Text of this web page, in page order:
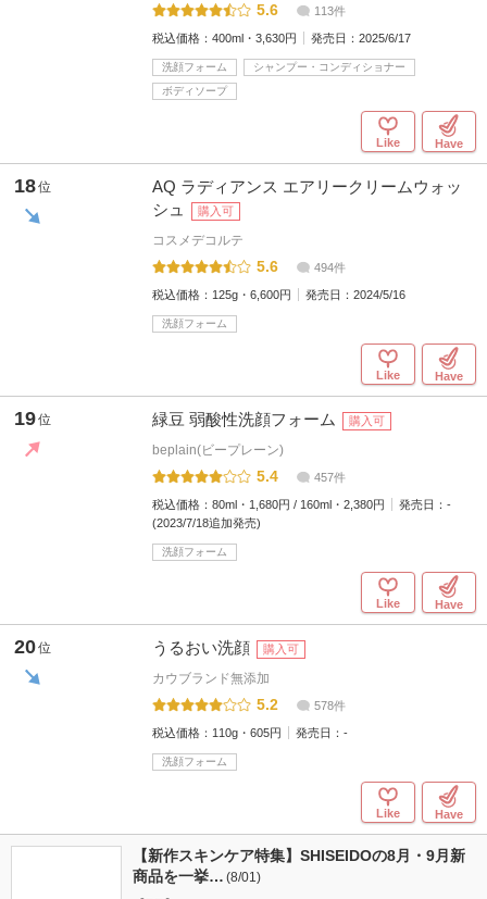
5.6 113件
税込価格： 400ml・3,630円 発売日： 2025/6/17
洗顔フォーム
シャンプー・コンディショナー
ボディソープ
Like Have
18位
AQ ラディアンス エアリークリームウォッ
シュ
購入可
コスメデコルテ
5.6 494件
税込価格： 125g・6,600円 発売日： 2024/5/16
洗顔フォーム
Like Have
19位 緑豆 弱酸性洗顔フォーム 購入可
beplain(ビープレーン)
5.4 457件
税込価格： 80ml・1,680円 / 160ml・2,380円 発売日： -
(2023/7/18追加発売)
洗顔フォーム
Like Have
20位 うるおい洗顔 購入可
カウブランド無添加
5.2 578件
税込価格： 110g・605円 発売日： -
洗顔フォーム
Like Have
【新作スキンケア特集】SHISEIDOの8月・9月新
商品を一挙… (8/01)